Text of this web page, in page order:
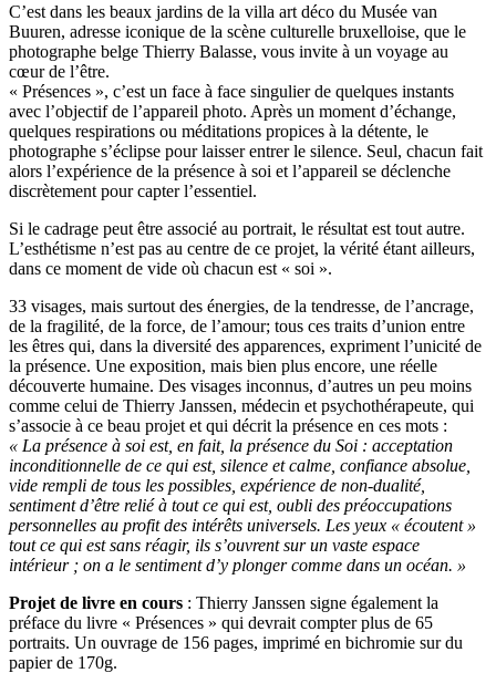
C’est dans les beaux jardins de la villa art déco du Musée van
Buuren, adresse iconique de la scène culturelle bruxelloise, que le
photographe belge Thierry Balasse, vous invite à un voyage au
cœur de l’être.
« Présences », c’est un face à face singulier de quelques instants
avec l’objectif de l’appareil photo. Après un moment d’échange,
quelques respirations ou méditations propices à la détente, le
photographe s’éclipse pour laisser entrer le silence. Seul, chacun fait
alors l’expérience de la présence à soi et l’appareil se déclenche
discrètement pour capter l’essentiel.
Si le cadrage peut être associé au portrait, le résultat est tout autre.
L’esthétisme n’est pas au centre de ce projet, la vérité étant ailleurs,
dans ce moment de vide où chacun est « soi ».
33 visages, mais surtout des énergies, de la tendresse, de l’ancrage,
de la fragilité, de la force, de l’amour; tous ces traits d’union entre
les êtres qui, dans la diversité des apparences, expriment l’unicité de
la présence. Une exposition, mais bien plus encore, une réelle
découverte humaine. Des visages inconnus, d’autres un peu moins
comme celui de Thierry Janssen, médecin et psychothérapeute, qui
s’associe à ce beau projet et qui décrit la présence en ces mots :
« La présence à soi est, en fait, la présence du Soi : acceptation
inconditionnelle de ce qui est, silence et calme, confiance absolue,
vide rempli de tous les possibles, expérience de non-dualité,
sentiment d’être relié à tout ce qui est, oubli des préoccupations
personnelles au profit des intérêts universels. Les yeux « écoutent »
tout ce qui est sans réagir, ils s’ouvrent sur un vaste espace
intérieur ; on a le sentiment d’y plonger comme dans un océan. »
Projet de livre en cours : Thierry Janssen signe également la
préface du livre « Présences » qui devrait compter plus de 65
portraits. Un ouvrage de 156 pages, imprimé en bichromie sur du
papier de 170g.